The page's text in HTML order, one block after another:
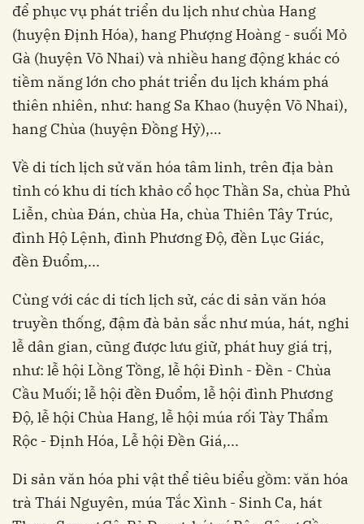
để phục vụ phát triển du lịch như chùa Hang
(huyện Định Hóa), hang Phượng Hoàng - suối Mỏ
Gà (huyện Võ Nhai) và nhiều hang động khác có
tiềm năng lớn cho phát triển du lịch khám phá
thiên nhiên, như: hang Sa Khao (huyện Võ Nhai),
hang Chùa (huyện Đồng Hỷ),…
Về di tích lịch sử văn hóa tâm linh, trên địa bàn
tỉnh có khu di tích khảo cổ học Thần Sa, chùa Phủ
Liễn, chùa Đán, chùa Ha, chùa Thiên Tây Trúc,
đình Hộ Lệnh, đình Phương Độ, đền Lục Giác,
đền Đuổm,...
Cùng với các di tích lịch sử, các di sản văn hóa
truyền thống, đậm đà bản sắc như múa, hát, nghi
lễ dân gian, cũng được lưu giữ, phát huy giá trị,
như: lễ hội Lồng Tồng, lễ hội Đình - Đền - Chùa
Cầu Muối; lễ hội đền Đuổm, lễ hội đình Phương
Độ, lễ hội Chùa Hang, lễ hội múa rối Tày Thẩm
Rộc - Định Hóa, Lễ hội Đền Giá,...
Di sản văn hóa phi vật thể tiêu biểu gồm: văn hóa
trà Thái Nguyên, múa Tắc Xình - Sinh Ca, hát